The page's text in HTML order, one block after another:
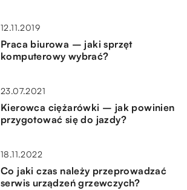
12.11.2019
Praca biurowa – jaki sprzęt
komputerowy wybrać?
23.07.2021
Kierowca ciężarówki – jak powinien
przygotować się do jazdy?
18.11.2022
Co jaki czas należy przeprowadzać
serwis urządzeń grzewczych?